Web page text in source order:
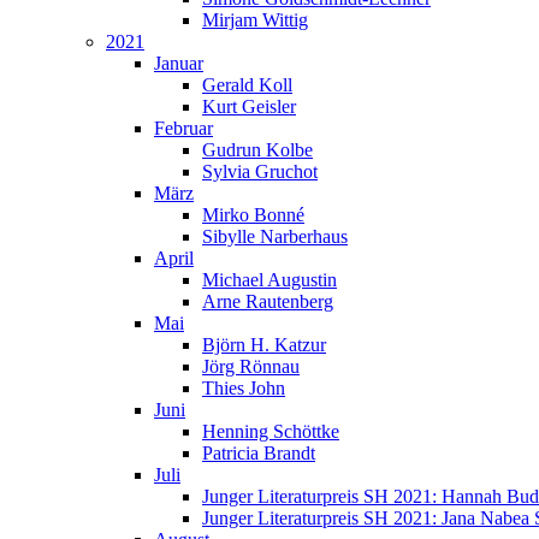
Mirjam Wittig
2021
Januar
Gerald Koll
Kurt Geisler
Februar
Gudrun Kolbe
Sylvia Gruchot
März
Mirko Bonné
Sibylle Narberhaus
April
Michael Augustin
Arne Rautenberg
Mai
Björn H. Katzur
Jörg Rönnau
Thies John
Juni
Henning Schöttke
Patricia Brandt
Juli
Junger Literaturpreis SH 2021: Hannah
Junger Literaturpreis SH 2021: Jana Nabea